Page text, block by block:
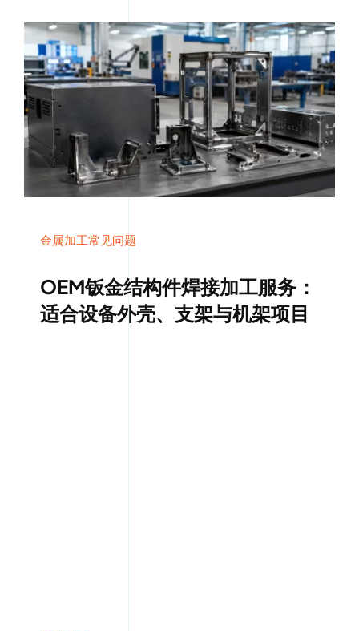
金属加工常见问题
OEM钣金结构件焊接加工服务：
适合设备外壳、支架与机架项目